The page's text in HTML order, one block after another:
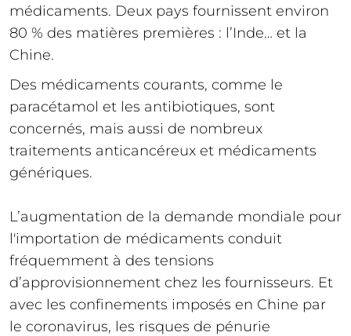
médicaments. Deux pays fournissent environ
80 % des matières premières : l’Inde… et la
Chine.
Des médicaments courants, comme le
paracétamol et les antibiotiques, sont
concernés, mais aussi de nombreux
traitements anticancéreux et médicaments
génériques.
L’augmentation de la demande mondiale pour
l'importation de médicaments conduit
fréquemment à des tensions
d’approvisionnement chez les fournisseurs. Et
avec les confinements imposés en Chine par
le coronavirus, les risques de pénurie